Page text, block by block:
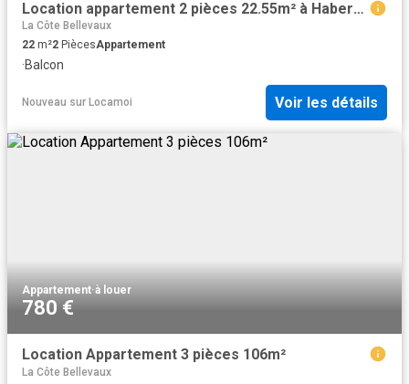
Location appartement 2 pièces 22.55m² à Habere poche 74420
La Côte Bellevaux
22 m²2 PiècesAppartement
·Balcon
Nouveau sur Locamoi Voir les détails
Appartement·à louer
780 €
Location Appartement 3 pièces 106m²
La Côte Bellevaux